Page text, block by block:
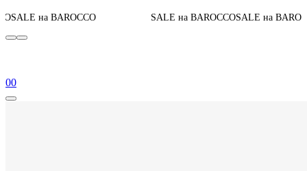
SALE на BAROCCOSALE на BAROCCOДо конца
00